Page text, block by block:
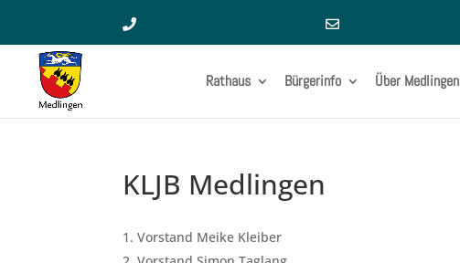
Rathaus Bürgerinfo Über Medlingen
KLJB Medlingen
Vorstand Meike Kleiber